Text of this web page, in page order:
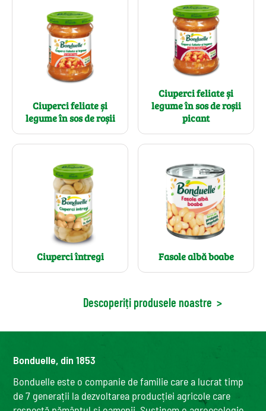
Ciuperci feliate și
legume în sos de roșii
Ciuperci feliate și
legume în sos de roșii
picant
Ciuperci întregi Fasole albă boabe
Descoperiți produsele noastre >
Bonduelle, din 1853
Bonduelle este o companie de familie care a lucrat timp
de 7 generații la dezvoltarea producției agricole care